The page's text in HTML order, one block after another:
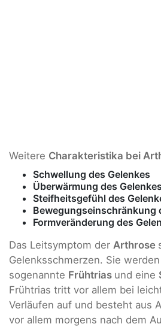
Weitere Charakteristika bei
Schwellung des Gelenkes
Überwärmung des Gelenkes
Steifheitsgefühl des
Bewegungseinschränkung
Formveränderung des
Das Leitsymptom der Arthrose
Gelenksschmerzen. Sie
sogenannte Frühtrias und eine
Frühtrias tritt vor allem bei
Verläufen auf und besteht aus
vor allem morgens nach dem